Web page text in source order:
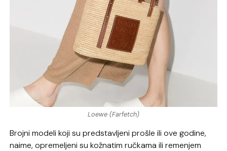
Loewe (Farfetch)
Brojni modeli koji su predstavljeni prošle ili ove godine,
naime, opremeljeni su kožnatim ručkama ili remenjem